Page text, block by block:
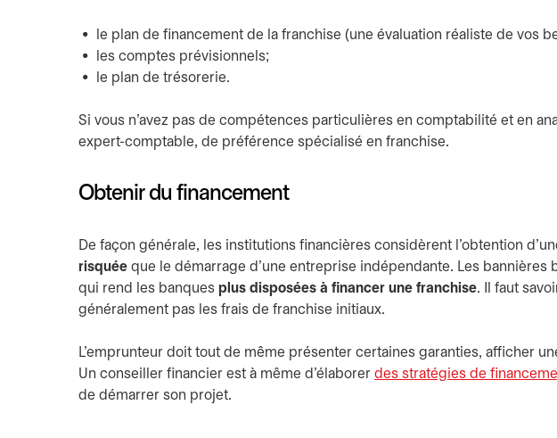
le plan de financement de la franchise (une évaluation réaliste de vos
les comptes prévisionnels;
le plan de trésorerie.
Si vous n'avez pas de compétences particulières en comptabilité et en
expert-comptable, de préférence spécialisé en franchise.
Obtenir du financement
De façon générale, les institutions financières considèrent l’obtention
risquée que le démarrage d’une entreprise indépendante. Les
qui rend les banques plus disposées à financer une franchise. Il faut
généralement pas les frais de franchise initiaux.
L’emprunteur doit tout de même présenter certaines garanties, afficher
Un conseiller financier est à même d’élaborer des stratégies de
de démarrer son projet.